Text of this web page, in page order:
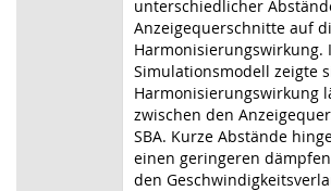
unterschiedlicher
Anzeigequerschnitte auf
Harmonisierungswirkung.
Simulationsmodell zeigte
Harmonisierungswirkung
zwischen den
SBA. Kurze Abstände
einen geringeren
den